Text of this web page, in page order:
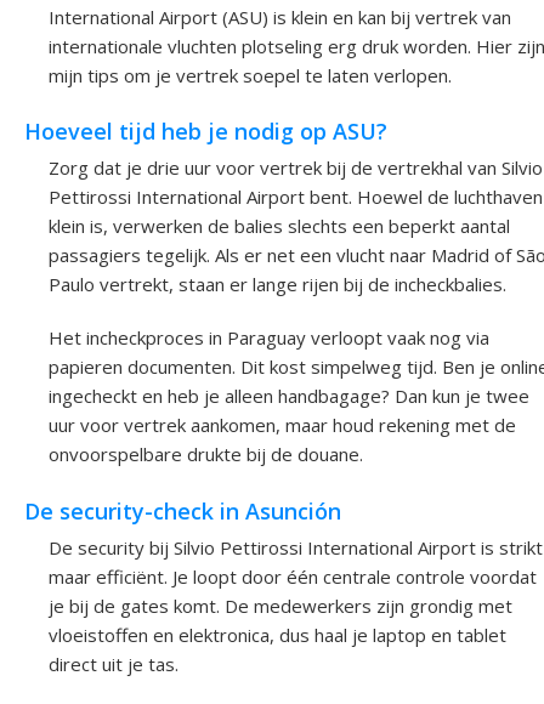
International Airport (ASU) is klein en kan bij vertrek van
internationale vluchten plotseling erg druk worden. Hier zijn
mijn tips om je vertrek soepel te laten verlopen.
Hoeveel tijd heb je nodig op ASU?
Zorg dat je drie uur voor vertrek bij de vertrekhal van Silvio
Pettirossi International Airport bent. Hoewel de luchthaven
klein is, verwerken de balies slechts een beperkt aantal
passagiers tegelijk. Als er net een vlucht naar Madrid of
Paulo vertrekt, staan er lange rijen bij de incheckbalies.
Het incheckproces in Paraguay verloopt vaak nog via
papieren documenten. Dit kost simpelweg tijd. Ben je
ingecheckt en heb je alleen handbagage? Dan kun je twee
uur voor vertrek aankomen, maar houd rekening met de
onvoorspelbare drukte bij de douane.
De security-check in Asunción
De security bij Silvio Pettirossi International Airport is strikt
maar efficiënt. Je loopt door één centrale controle voordat
je bij de gates komt. De medewerkers zijn grondig met
vloeistoffen en elektronica, dus haal je laptop en tablet
direct uit je tas.